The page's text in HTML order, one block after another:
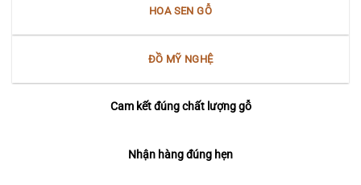
HOA SEN GỖ
ĐỒ MỸ NGHỆ
Cam kết đúng chất lượng gỗ
Nhận hàng đúng hẹn